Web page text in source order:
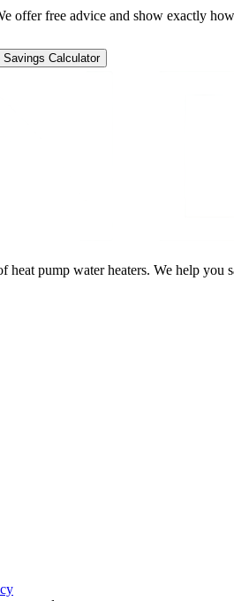
offer free advice and show exactly
Savings Calculator
heat pump water heaters. We help you